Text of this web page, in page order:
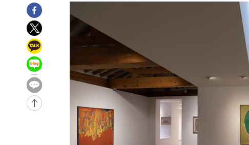
-7161초 전 >
[속보]합수본, '투표율 허위 입력' 중앙·서울·경기도 선관위 등 9곳
압수수색
-6916초 전 >
[속보]원·달러 환율, 오전 9시 1423.8원
-31269초 전 >
여자배구 이재영·이다영 자매, 아제르바이잔 투란VC 입단
-30522초 전 >
외국인 심판 성 접대 7경기 들여다보니…한국 축구 '5승 2무'
-30256초 전 >
[속보]코스닥, 2.86포인트(0.36%) 내린 798.81마감
-30209초 전 >
[속보]코스피, 6200선 약보합…0.60% 내린 6258.77에 마쳐
-30189초 전 >
[속보]원·달러 환율, 7.7원 내린 1416.1원 마감
-30078초 전 >
[속보] 노원서 40.1도 관측…서울, 2018년 이후 첫 40도
[속보]종합특검, '계엄 수용공간 확보' 신용해 前교정본부장 기소
외신들도 주목한 韓축구 파문…"국민적 공분에 수사 재개"